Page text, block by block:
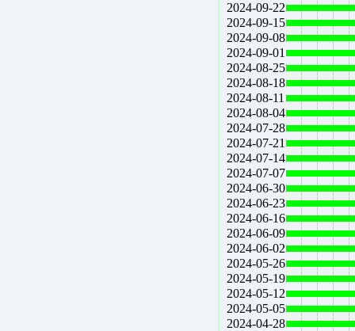
2024-09-22
2024-09-15
2024-09-08
2024-09-01
2024-08-25
2024-08-18
2024-08-11
2024-08-04
2024-07-28
2024-07-21
2024-07-14
2024-07-07
2024-06-30
2024-06-23
2024-06-16
2024-06-09
2024-06-02
2024-05-26
2024-05-19
2024-05-12
2024-05-05
2024-04-28